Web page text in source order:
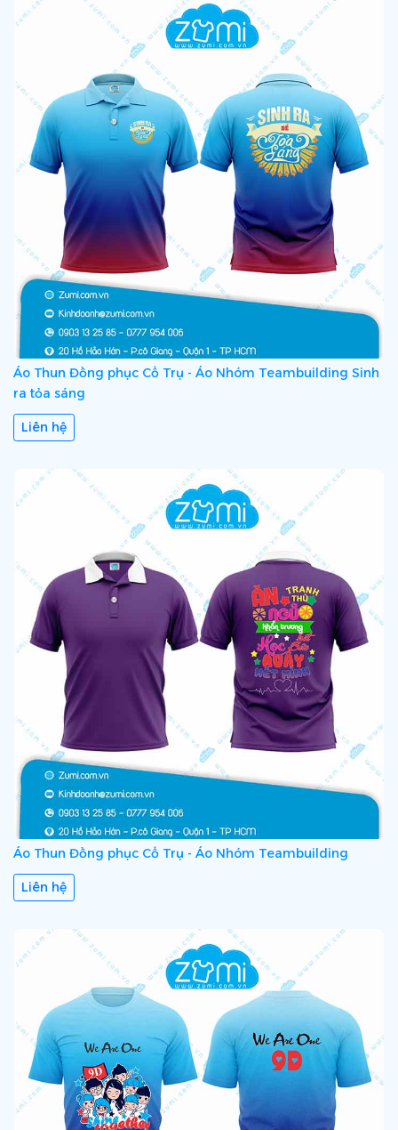
teambuilding, du lịch, thể thao, hoặc các sự kiện quảng
cáo, giúp tạo dấu ấn và thu hút sự chú ý của mọi người.
Để được tư vấn và sở hữu những mẫu áo nhóm áo lớp
với giá ưu đãi nhất, hãy Liên hệ Hotline:0903 132 585
may áo thun đồng phục, Zumi sẽ đưa ra giải pháp toàn
diện và chuyên nghiệp để giúp quý doanh nghiệp “Nâng
Giá Trị Thương Hiệu” và gửi thông điệp trọn vẹn tới khách
hàng.
Áo Thun Đồng phục Cổ Trụ - Áo Nhóm Teambuilding Sinh
ra tỏa sáng
Liên hệ
Áo Thun Đồng phục Cổ Trụ - Áo Nhóm Teambuilding
Liên hệ